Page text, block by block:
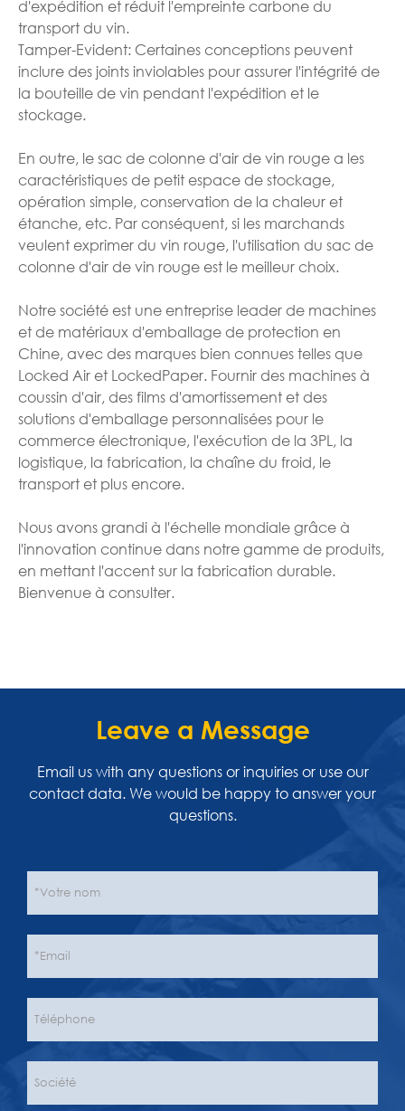
d'expédition et réduit l'empreinte carbone du
transport du vin.
Tamper-Evident: Certaines conceptions peuvent
inclure des joints inviolables pour assurer l'intégrité de
la bouteille de vin pendant l'expédition et le
stockage.
En outre, le sac de colonne d'air de vin rouge a les
caractéristiques de petit espace de stockage,
opération simple, conservation de la chaleur et
étanche, etc. Par conséquent, si les marchands
veulent exprimer du vin rouge, l'utilisation du sac de
colonne d'air de vin rouge est le meilleur choix.
Notre société est une entreprise leader de machines
et de matériaux d'emballage de protection en
Chine, avec des marques bien connues telles que
Locked Air et LockedPaper. Fournir des machines à
coussin d'air, des films d'amortissement et des
solutions d'emballage personnalisées pour le
commerce électronique, l'exécution de la 3PL, la
logistique, la fabrication, la chaîne du froid, le
transport et plus encore.
Nous avons grandi à l'échelle mondiale grâce à
l'innovation continue dans notre gamme de produits,
en mettant l'accent sur la fabrication durable.
Bienvenue à consulter.
Leave a Message
Email us with any questions or inquiries or use our
contact data. We would be happy to answer your
questions.